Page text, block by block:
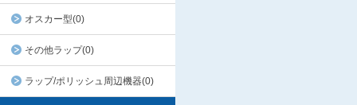
オスカー型(0)
その他ラップ(0)
ラップ/ポリッシュ周辺機器(0)